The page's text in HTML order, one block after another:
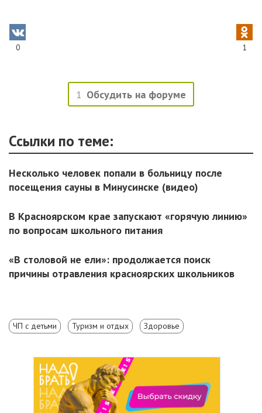
0 1
1 Обсудить на форуме
Ссылки по теме:
Несколько человек попали в больницу после
посещения сауны в Минусинске (видео)
В Красноярском крае запускают «горячую линию»
по вопросам школьного питания
«В столовой не ели»: продолжается поиск
причины отравления красноярских школьников
ЧП с детьми Туризм и отдых Здоровье